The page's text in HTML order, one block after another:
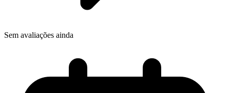
Sem avaliações ainda